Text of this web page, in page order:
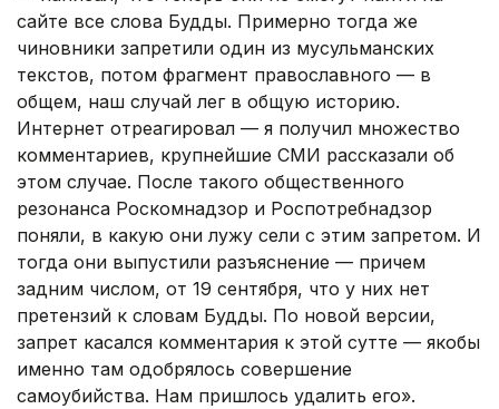
сайте все слова Будды. Примерно тогда же
чиновники запретили один из мусульманских
текстов, потом фрагмент православного — в
общем, наш случай лег в общую историю.
Интернет отреагировал — я получил множество
комментариев, крупнейшие СМИ рассказали об
этом случае. После такого общественного
резонанса Роскомнадзор и Роспотребнадзор
поняли, в какую они лужу сели с этим запретом. И
тогда они выпустили разъяснение — причем
задним числом, от 19 сентября, что у них нет
претензий к словам Будды. По новой версии,
запрет касался комментария к этой сутте — якобы
именно там одобрялось совершение
самоубийства. Нам пришлось удалить его».